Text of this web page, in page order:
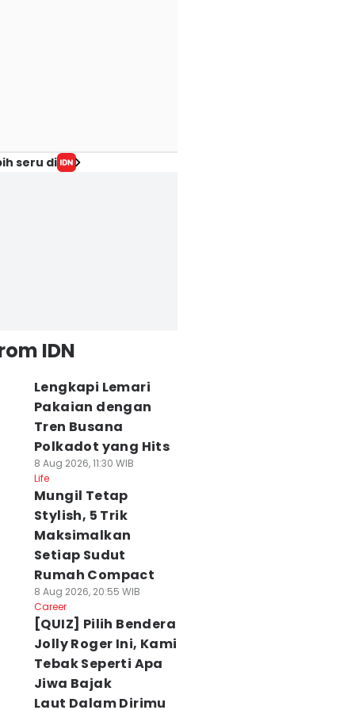
seru di
IDN
Lengkapi Lemari
Pakaian dengan
Tren Busana
Polkadot yang Hits
8 Aug 2026, 11:30 WIB
Life
Mungil Tetap
Stylish, 5 Trik
Maksimalkan
Setiap Sudut
Rumah Compact
8 Aug 2026, 20:55 WIB
Career
[QUIZ] Pilih Bendera
Jolly Roger Ini, Kami
Tebak Seperti Apa
Jiwa Bajak
Laut Dalam Dirimu